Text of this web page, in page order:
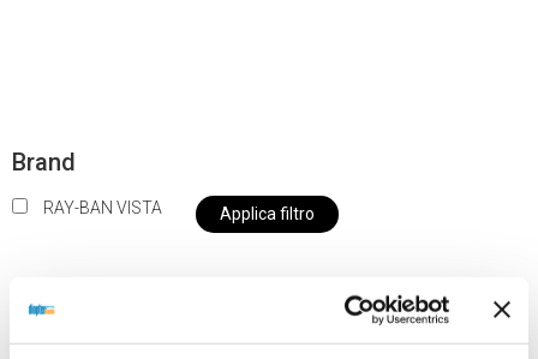
Brand
RAY-BAN VISTA Applica filtro